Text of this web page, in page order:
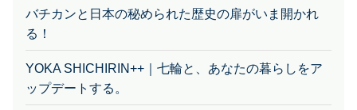
る！
YOKA SHICHIRIN++｜七輪と、あなたの暮らしをア
ップデートする。
スタングレネードに敬意を表したモバイル充電器『P-